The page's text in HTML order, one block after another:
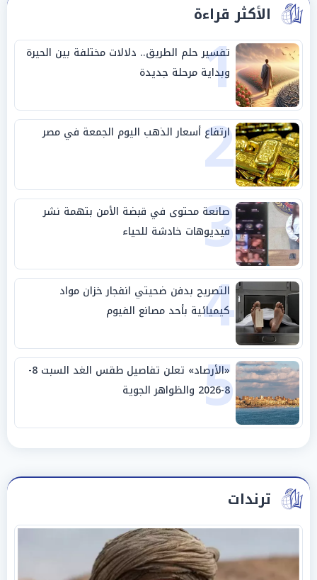
الأكثر قراءة
1
تفسير حلم الطريق.. دلالات مختلفة بين الحيرة
وبداية مرحلة جديدة
2
ارتفاع أسعار الذهب اليوم الجمعة في مصر
3
صانعة محتوى في قبضة الأمن بتهمة نشر
فيديوهات خادشة للحياء
4
التصريح بدفن ضحيتي انفجار خزان مواد
كيميائية بأحد مصانع الفيوم
5
«الأرصاد» تعلن تفاصيل طقس الغد السبت 8-
8-2026 والظواهر الجوية
ترندات